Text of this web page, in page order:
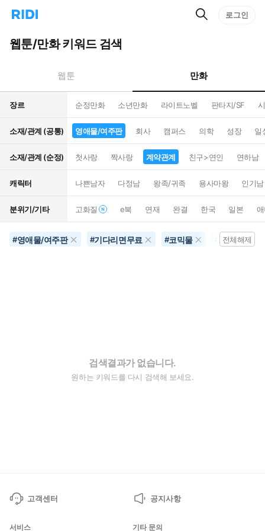
리
홈
으
턴
트
검
로그인
웹툰/만화 키워드 검색
웹툰 만화
장르 순정만화 소년만화 라이트노벨 판타지/SF
소재/관계 (공통) 영애물/여주판 회사 캠퍼스 의학 성장 일
소재/관계 (순정) 첫사랑 짝사랑 계약관계 친구>연인 연하남
캐릭터 나쁜남자 다정남 왕족/귀족 용사마왕 인기남
분위기/기타 고화질 e북 연재 완결 한국 일본
#영애물/여주판 #기다리면무료 #코믹물 계약관계
전체해제
검색결과가 없습니다.
원하는 키워드를 다시 검색해 보세요.
고객센터 공지사항
서비스 기타 문의